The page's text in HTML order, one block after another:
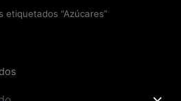
etiquetados “Azúcares”